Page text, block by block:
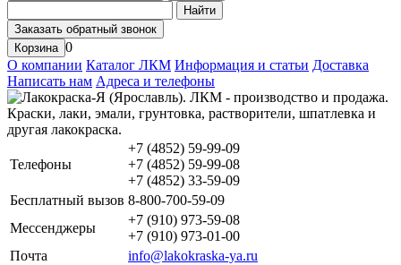
Найти
Заказать обратный звонок
Корзина 0
О компании Каталог ЛКМ Информация и статьи Доставка
Написать нам Адреса и телефоны
Телефоны
+7 (4852) 59-99-09
+7 (4852) 59-99-08
+7 (4852) 33-59-09
Бесплатный вызов 8-800-700-59-09
Мессенджеры
+7 (910) 973-59-08
+7 (910) 973-01-00
Почта
info@lakokraska-ya.ru